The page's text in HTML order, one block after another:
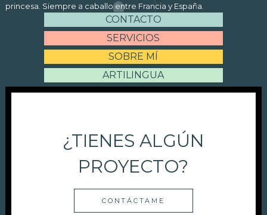
princesa. Siempre a caballo entre Francia y España.
CONTACTO
SERVICIOS
SOBRE MÍ
ARTILINGUA
¿TIENES ALGÚN
PROYECTO?
CONTÁCTAME